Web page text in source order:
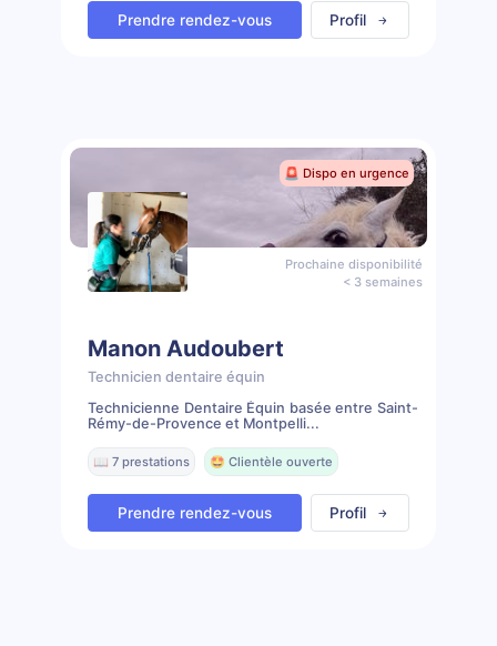
Prendre rendez-vous Profil
🚨 Dispo en urgence
Prochaine disponibilité
< 3 semaines
Manon Audoubert
Technicien dentaire équin
Technicienne Dentaire Équin basée entre Saint-
Rémy-de-Provence et Montpelli...
📖 7 prestations 🤩 Clientèle ouverte
Prendre rendez-vous Profil